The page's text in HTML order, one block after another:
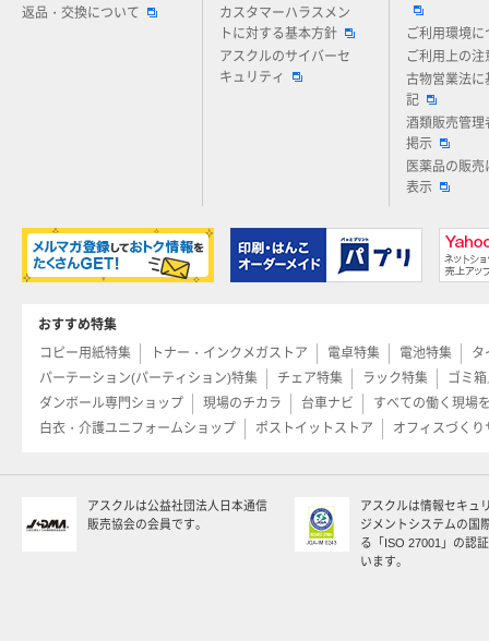
返品・交換について
カスタマーハラスメン
トに対する基本方針
アスクルのサイバーセ
キュリティ
ご利用環境に
ご利用上の注
古物営業法に
記
酒類販売管理
掲示
医薬品の販売
表示
おすすめ特集
コピー用紙特集
トナー・インクメガストア 電卓特集 電池特集
タ
パーテーション(パーティション)特集
チェア特集 ラック特集
ゴミ
ダンボール専門ショップ
現場のチカラ 台車ナビ
すべての働く現場
白衣・介護ユニフォームショップ
ポストイットストア オフィスづくり
アスクルは公益社団法人日本通信
販売協会の会員です。
アスクルは情報セキュ
ジメントシステムの国
る「ISO 27001」の認
います。